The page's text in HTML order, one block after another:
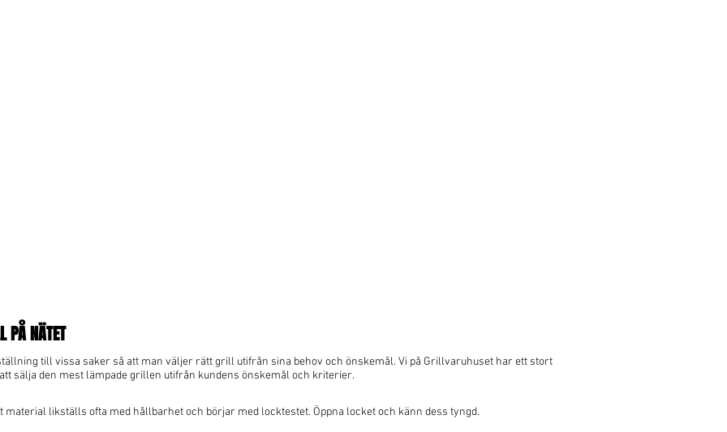
PÅ NÄTET
till vissa saker så att man väljer rätt grill utifrån sina behov och önskemål. Vi på Grillvaruhuset har ett stort
sälja den mest lämpade grillen utifrån kundens önskemål och kriterier.
likställs ofta med hållbarhet och börjar med locktestet. Öppna locket och känn dess tyngd.